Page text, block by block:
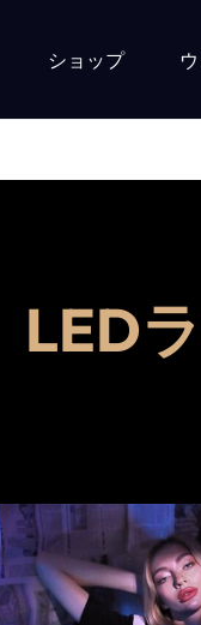
シ
Fiber
ショップ
LED